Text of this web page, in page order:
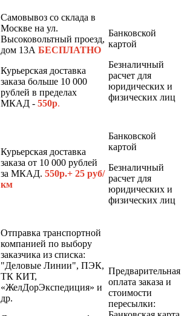
Самовывоз со склада в
Москве на ул.
Высоковольтный проезд,
дом 13А БЕСПЛАТНО
Курьерская доставка
заказа больше 10 000
рублей в пределах
МКАД - 550р.
Банковской
картой
Безналичный
расчет для
юридических и
физических лиц
Курьерская доставка
заказа от 10 000 рублей
за МКАД. 550р.+ 25 руб/
км
Банковской
картой
Безналичный
расчет для
юридических и
физических лиц
Отправка транспортной
компанией по выбору
заказчика из списка:
"Деловые Линии", ПЭК,
ТК КИТ,
«ЖелДорЭкспедиция» и
др.
Предварительная
оплата заказа и
стоимости
пересылки: